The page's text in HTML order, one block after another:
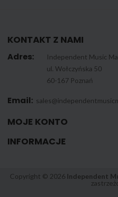
KONTAKT Z NAMI
Adres:
Independent Music
ul. Wołczyńska 50
60-167 Poznań
Email:
MOJE KONTO
INFORMACJE
Copyright © 2026 Independent